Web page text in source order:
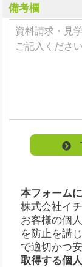
備考欄
本フォーム
株式会社イ
お客様の個
を防止を講
で適切かつ
取得する個